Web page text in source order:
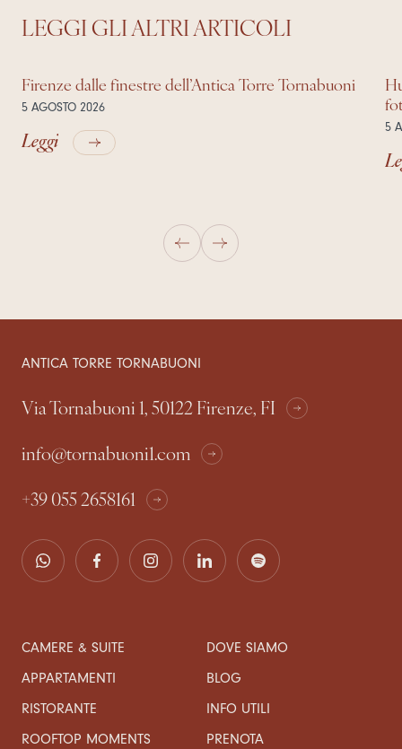
LEGGI GLI ALTRI ARTICOLI
Firenze dalle finestre dell’Antica Torre Tornabuoni
5 AGOSTO 2026
Leggi 5
ANTICA TORRE TORNABUONI
Via Tornabuoni 1, 50122 Firenze, FI
info@tornabuoni1.com
+39 055 2658161
CAMERE & SUITE
APPARTAMENTI
RISTORANTE
ROOFTOP MOMENTS
DOVE SIAMO
BLOG
INFO UTILI
PRENOTA